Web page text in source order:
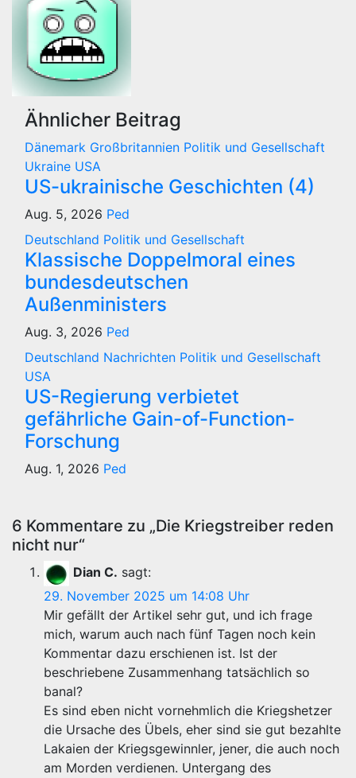
Ähnlicher Beitrag
Dänemark Großbritannien Politik und Gesellschaft
Ukraine USA
US-ukrainische Geschichten (4)
Aug. 5, 2026 Ped
Deutschland Politik und Gesellschaft
Klassische Doppelmoral eines
bundesdeutschen
Außenministers
Aug. 3, 2026 Ped
Deutschland Nachrichten Politik und Gesellschaft
USA
US-Regierung verbietet
gefährliche Gain-of-Function-
Forschung
Aug. 1, 2026 Ped
6 Kommentare zu „Die Kriegstreiber reden
nicht nur“
Dian C. sagt:
29. November 2025 um 14:08 Uhr
Mir gefällt der Artikel sehr gut, und ich frage
mich, warum auch nach fünf Tagen noch kein
Kommentar dazu erschienen ist. Ist der
beschriebene Zusammenhang tatsächlich so
banal?
Es sind eben nicht vornehmlich die Kriegshetzer
die Ursache des Übels, eher sind sie gut bezahlte
Lakaien der Kriegsgewinnler, jener, die auch noch
am Morden verdienen. Untergang des